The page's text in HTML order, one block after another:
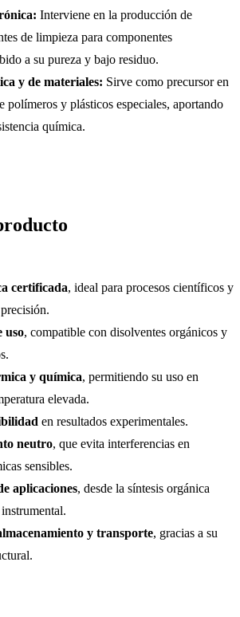
Interviene en la producción de
de limpieza para componentes
a su pureza y bajo residuo.
y de materiales: Sirve como precursor en
polímeros y plásticos especiales, aportando
química.
certificada, ideal para procesos científicos y
uso, compatible con disolventes orgánicos y
y química, permitiendo su uso en
elevada.
en resultados experimentales.
neutro, que evita interferencias en
sensibles.
aplicaciones, desde la síntesis orgánica
y transporte, gracias a su